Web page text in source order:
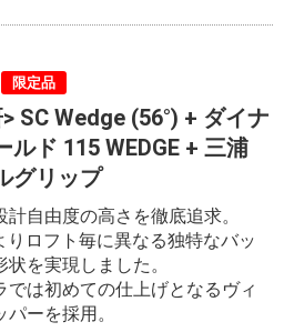
限定品
SC Wedge (56°) + ダイナ
ルド 115 WEDGE + 三浦
グリップ
計自由度の高さを徹底追求。
りロフト毎に異なる独特なバッ
状を実現しました。
では初めての仕上げとなるヴィ
ーを採用。